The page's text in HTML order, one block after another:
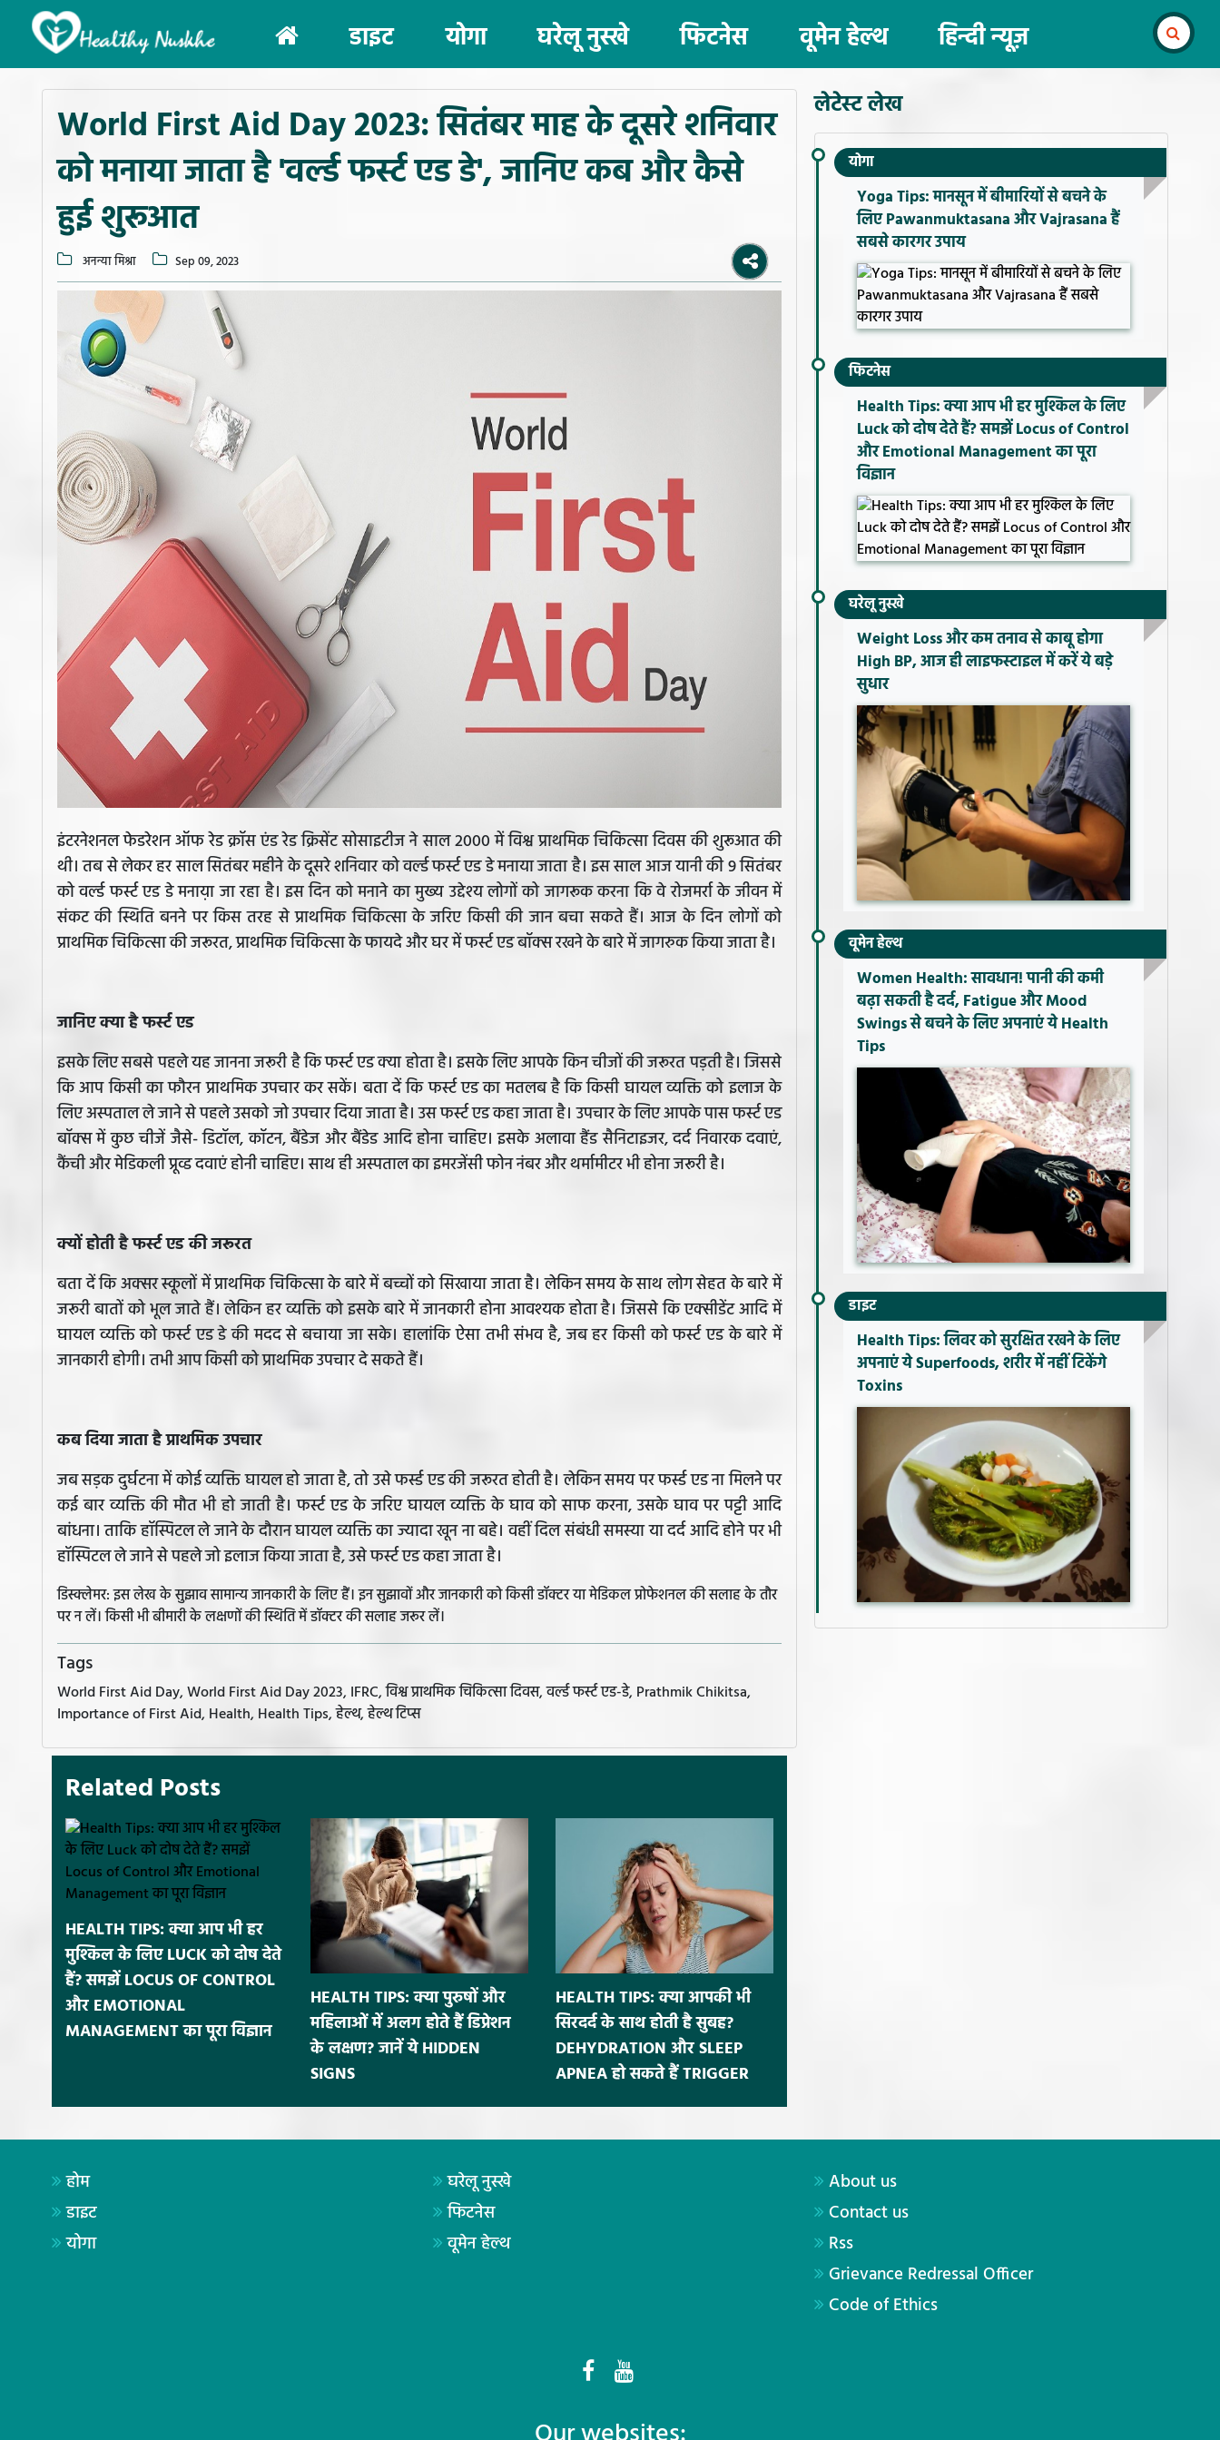
(current)
डाइट योगा घरेलू नुस्खे फिटनेस वूमेन हेल्थ हिन्दी न्यूज़
World First Aid Day 2023: सितंबर माह के दूसरे शनिवार
को मनाया जाता है 'वर्ल्ड फर्स्ट एड डे', जानिए कब और कैसे
हुई शुरूआत
अनन्या मिश्रा Sep 09, 2023
इंटरनेशनल फेडरेशन ऑफ रेड क्रॉस एंड रेड क्रिसेंट सोसाइटीज ने साल 2000 में विश्व प्राथमिक चिकित्सा दिवस की शुरूआत की
थी। तब से लेकर हर साल सितंबर महीने के दूसरे शनिवार को वर्ल्‍ड फर्स्ट एड डे मनाया जाता है। इस साल आज यानी की 9 सितंबर
को वर्ल्‍ड फर्स्ट एड डे मनाय़ा जा रहा है। इस दिन को मनाने का मुख्य उद्देश्य लोगों को जागरूक करना कि वे रोजमर्रा के जीवन में
संकट की स्थिति बनने पर किस तरह से प्राथमिक चिकित्सा के जरिए किसी की जान बचा सकते हैं। आज के दिन लोगों को
प्राथमिक चिकित्सा की जरूरत, प्राथमिक चिकित्सा के फायदे और घर में फर्स्ट एड बॉक्स रखने के बारे में जागरुक किया जाता है।
जानिए क्या है फर्स्ट एड
इसके लिए सबसे पहले यह जानना जरूरी है कि फर्स्ट एड क्या होता है। इसके लिए आपके किन चीजों की जरूरत पड़ती है। जिससे
कि आप किसी का फौरन प्राथमिक उपचार कर सकें। बता दें कि फर्स्ट एड का मतलब है कि किसी घायल व्यक्ति को इलाज के
लिए अस्पताल ले जाने से पहले उसको जो उपचार दिया जाता है। उस फर्स्ट एड कहा जाता है। उपचार के लिए आपके पास फर्स्ट एड
बॉक्स में कुछ चीजें जैसे- डिटॉल, कॉटन, बैंडेज और बैंडेड आदि होना चाहिए। इसके अलावा हैंड सैनिटाइजर, दर्द निवारक दवाएं,
कैंची और मेडिकली प्रूव्ड दवाएं होनी चाहिए। साथ ही अस्पताल का इमरजेंसी फोन नंबर और थर्मामीटर भी होना जरूरी है।
क्यों होती है फर्स्ट एड की जरूरत
बता दें कि अक्सर स्‍कूलों में प्राथमिक चिकित्सा के बारे में बच्चों को सिखाया जाता है। लेकिन समय के साथ लोग सेहत के बारे में
जरूरी बातों को भूल जाते हैं। लेकिन हर व्यक्ति को इसके बारे में जानकारी होना आवश्यक होता है। जिससे कि एक्सीडेंट आदि में
घायल व्यक्ति को फर्स्ट एड डे की मदद से बचाया जा सके। हालांकि ऐसा तभी संभव है, जब हर किसी को फर्स्ट एड के बारे में
जानकारी होगी। तभी आप किसी को प्राथमिक उपचार दे सकते हैं।
कब दिया जाता है प्राथमिक उपचार
जब सड़क दुर्घटना में कोई व्यक्ति घायल हो जाता है, तो उसे फर्स्ड एड की जरूरत होती है। लेकिन समय पर फर्स्ड एड ना मिलने पर
कई बार व्यक्ति की मौत भी हो जाती है। फर्स्ट एड के जरिए घायल व्यक्ति के घाव को साफ करना, उसके घाव पर पट्टी आदि
बांधना। ताकि हॉस्पिटल ले जाने के दौरान घायल व्यक्ति का ज्यादा खून ना बहे। वहीं दिल संबंधी समस्या या दर्द आदि होने पर भी
हॉस्पिटल ले जाने से पहले जो इलाज किया जाता है, उसे फर्स्ट एड कहा जाता है।
डिस्क्लेमर: इस लेख के सुझाव सामान्य जानकारी के लिए हैं। इन सुझावों और जानकारी को किसी डॉक्टर या मेडिकल प्रोफेशनल की सलाह के तौर
पर न लें। किसी भी बीमारी के लक्षणों की स्थिति में डॉक्टर की सलाह जरूर लें।
Tags
World First Aid Day, World First Aid Day 2023, IFRC, विश्व प्राथमिक चिकित्सा दिवस, वर्ल्‍ड फर्स्ट एड-डे, Prathmik Chikitsa,
Importance of First Aid, Health, Health Tips, हेल्थ, हेल्थ टिप्स
Related Posts
HEALTH TIPS: क्या आप भी हर
मुश्किल के लिए LUCK को दोष देते
हैं? समझें LOCUS OF CONTROL
और EMOTIONAL
MANAGEMENT का पूरा विज्ञान
HEALTH TIPS: क्या पुरुषों और
महिलाओं में अलग होते हैं डिप्रेशन
के लक्षण? जानें ये HIDDEN
SIGNS
HEALTH TIPS: क्या आपकी भी
सिरदर्द के साथ होती है सुबह?
DEHYDRATION और SLEEP
APNEA हो सकते हैं TRIGGER
लेटेस्ट लेख
योगा
Yoga Tips: मानसून में बीमारियों से बचने के
लिए Pawanmuktasana और Vajrasana हैं
सबसे कारगर उपाय
फिटनेस
Health Tips: क्या आप भी हर मुश्किल के लिए
Luck को दोष देते हैं? समझें Locus of Control
और Emotional Management का पूरा
विज्ञान
घरेलू नुस्खे
Weight Loss और कम तनाव से काबू होगा
High BP, आज ही लाइफस्टाइल में करें ये बड़े
सुधार
वूमेन हेल्थ
Women Health: सावधान! पानी की कमी
बढ़ा सकती है दर्द, Fatigue और Mood
Swings से बचने के लिए अपनाएं ये Health
Tips
डाइट
Health Tips: लिवर को सुरक्षित रखने के लिए
अपनाएं ये Superfoods, शरीर में नहीं टिकेंगे
Toxins
होम
डाइट
योगा
घरेलू नुस्खे
फिटनेस
वूमेन हेल्थ
About us
Contact us
Rss
Grievance Redressal Officer
Code of Ethics